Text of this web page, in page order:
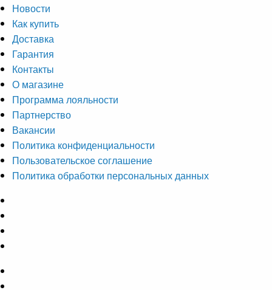
Новости
Как купить
Доставка
Гарантия
Контакты
О магазине
Программа лояльности
Партнерство
Вакансии
Политика конфиденциальности
Пользовательское соглашение
Политика обработки персональных данных